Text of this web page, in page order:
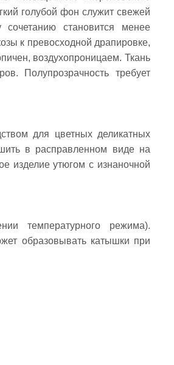
голубой фон служит свежей
становится менее
к превосходной драпировке,
воздухопроницаем. Ткань
Полупрозрачность требует
для цветных деликатных
в расправленном виде на
изделие утюгом с изнаночной
температурного режима).
образовывать катышки при